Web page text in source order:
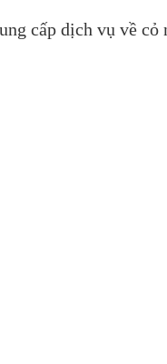
cấp dịch vụ về